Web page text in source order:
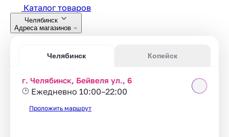
Каталог товаров
Челябинск
Адреса магазинов
Челябинск Копейск
г. Челябинск, Бейвеля ул., 6
Ежедневно 10:00–22:00
Проложить маршрут